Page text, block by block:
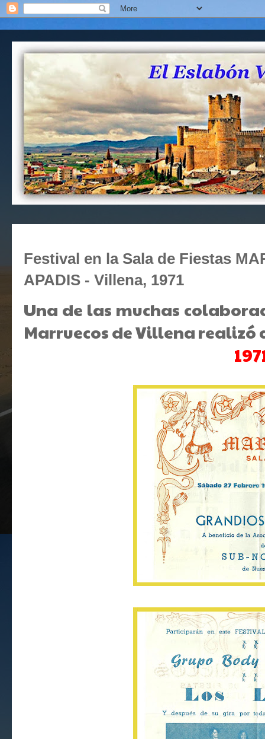
Festival en la Sala de Fiestas
APADIS - Villena, 1971
Una de las muchas
Marruecos de Villena realizó